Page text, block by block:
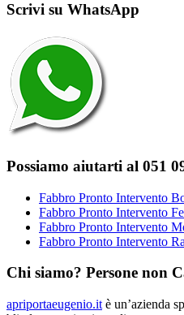
Scrivi su WhatsApp
Possiamo aiutarti al 051
Fabbro Pronto Intervento
Fabbro Pronto Intervento
Fabbro Pronto Intervento
Fabbro Pronto Intervento
Chi siamo? Persone non
apriportaeugenio.it è un’azienda